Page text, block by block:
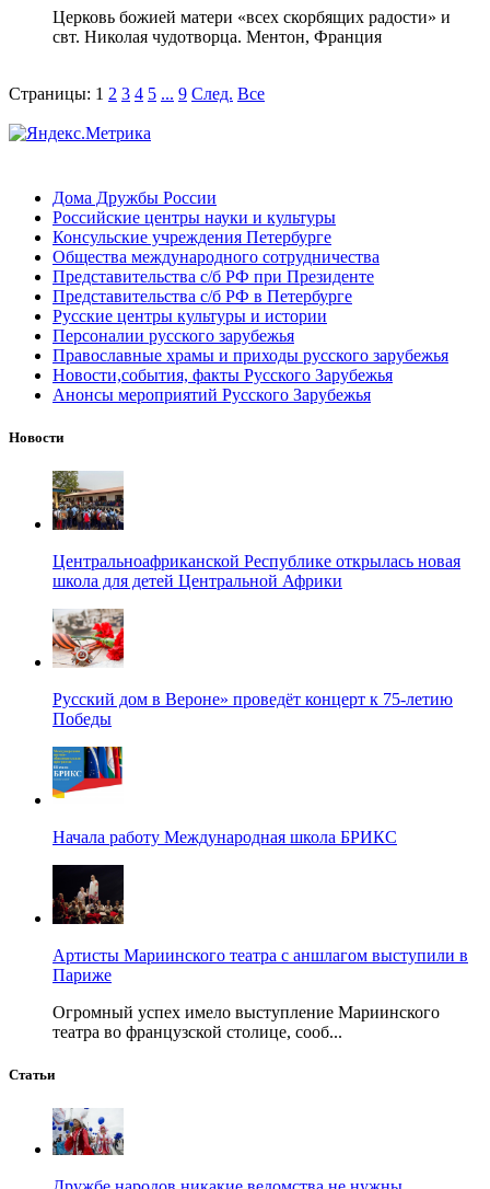
Церковь божией матери «всех скорбящих радости» и
свт. Николая чудотворца. Ментон, Франция
Страницы: 1 2 3 4 5 ... 9 След. Все
Дома Дружбы России
Российские центры науки и культуры
Консульские учреждения Петербурге
Общества международного сотрудничества
Представительства с/б РФ при Президенте
Представительства с/б РФ в Петербурге
Русские центры культуры и истории
Персоналии русского зарубежья
Православные храмы и приходы русского зарубежья
Новости,события, факты Русского Зарубежья
Анонсы мероприятий Русского Зарубежья
Новости
Центральноафриканской Республике открылась новая
школа для детей Центральной Африки
Русский дом в Вероне» проведёт концерт к 75-летию
Победы
Начала работу Международная школа БРИКС
Артисты Мариинского театра с аншлагом выступили в
Париже
Огромный успех имело выступление Мариинского
театра во французской столице, сооб...
Статьи